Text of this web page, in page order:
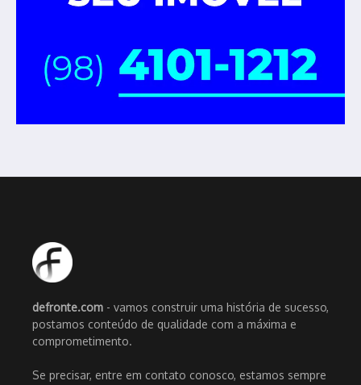
defronte.com - vamos construir uma história de sucesso,
postamos conteúdo de qualidade com a máxima e
comprometimento.
Se precisar, entre em contato conosco, estamos sempre